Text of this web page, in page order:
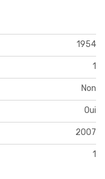
1954
1
Non
Oui
2007
1